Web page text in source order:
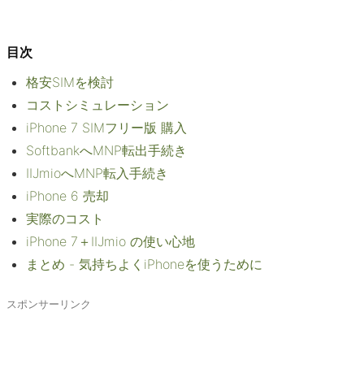
目次
格安SIMを検討
コストシミュレーション
iPhone 7 SIMフリー版 購入
SoftbankへMNP転出手続き
IIJmioへMNP転入手続き
iPhone 6 売却
実際のコスト
iPhone 7＋IIJmio の使い心地
まとめ - 気持ちよくiPhoneを使うために
スポンサーリンク